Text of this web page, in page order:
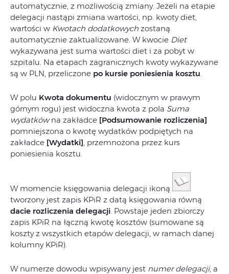
automatycznie, z możliwością zmiany. Jeżeli na etapie
delegacji nastąpi zmiana wartości, np. kwoty diet,
wartości w Kwotach dodatkowych zostaną
automatycznie zaktualizowane. W kwocie Diet
wykazywana jest suma wartości diet i za pobyt w
szpitalu. Na etapach zagranicznych kwoty wykazywane
są w PLN, przeliczone po kursie poniesienia kosztu.
W polu Kwota dokumentu (widocznym w prawym
górnym rogu) jest widoczna kwota z pola Suma
wydatkówna zakładce [Podsumowanie rozliczenia]
pomniejszona o kwotę wydatków podpiętych na
zakładce [Wydatki], przemnożona przez kurs
poniesienia kosztu.
W momencie księgowania delegacji ikoną
tworzony jest zapis KPiR z datą księgowania równą
dacie rozliczenia delegacji. Powstaje jeden zbiorczy
zapis KPiR na łączną kwotę kosztów (sumowane są
koszty z wszystkich etapów delegacji, w ramach danej
kolumny KPiR).
W numerze dowodu wpisywany jest numer delegacji, a